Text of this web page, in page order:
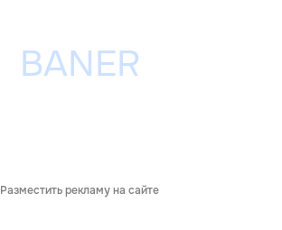
Разместить рекламу на сайте